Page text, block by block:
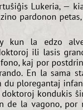
Lukeria, —
pardonon
kun la edzo
ili lasis
kaj por
En la sama
ploregantaj
kondukis
de la vagono, por